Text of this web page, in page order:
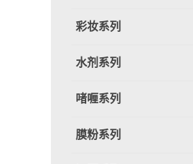
彩妆系列
水剂系列
啫喱系列
膜粉系列